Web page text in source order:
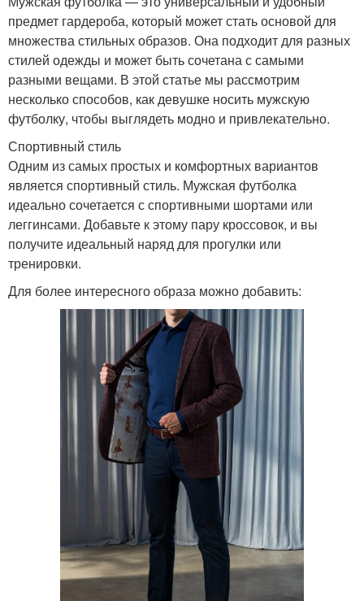
предмет гардероба, который может стать основой для
множества стильных образов. Она подходит для разных
стилей одежды и может быть сочетана с самыми
разными вещами. В этой статье мы рассмотрим
несколько способов, как девушке носить мужскую
футболку, чтобы выглядеть модно и привлекательно.
Спортивный стиль
Одним из самых простых и комфортных вариантов
является спортивный стиль. Мужская футболка
идеально сочетается с спортивными шортами или
леггинсами. Добавьте к этому пару кроссовок, и вы
получите идеальный наряд для прогулки или
тренировки.
Для более интересного образа можно добавить: